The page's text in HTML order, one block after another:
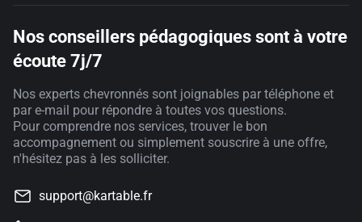
Nos conseillers pédagogiques sont à votre
écoute 7j/7
Nos experts chevronnés sont joignables par téléphone et
par e-mail pour répondre à toutes vos questions.
Pour comprendre nos services, trouver le bon
accompagnement ou simplement souscrire à une offre,
n'hésitez pas à les solliciter.
support@kartable.fr